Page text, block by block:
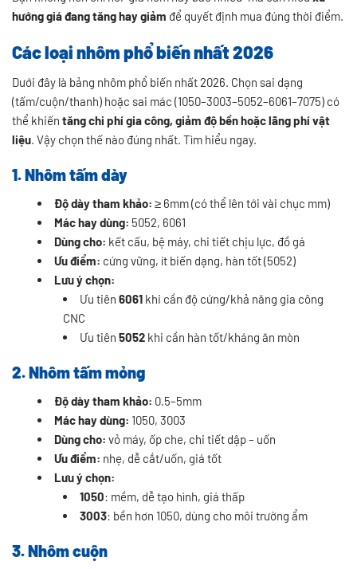
hướng giá đang tăng hay giảm để quyết định mua đúng thời điểm.
Các loại nhôm phổ biến nhất 2026
Dưới đây là bảng nhôm phổ biến nhất 2026. Chọn sai dạng
(tấm/cuộn/thanh) hoặc sai mác (1050–3003–5052–6061–7075) có
thể khiến tăng chi phí gia công, giảm độ bền hoặc lãng phí vật
liệu . Vậy chọn thế nào đúng nhất. Tìm hiểu ngay.
1. Nhôm tấm dày
Độ dày tham khảo: ≥ 6mm (có thể lên tới vài chục mm)
Mác hay dùng: 5052, 6061
Dùng cho: kết cấu, bệ máy, chi tiết chịu lực, đồ gá
Ưu điểm: cứng vững, ít biến dạng, hàn tốt (5052)
Lưu ý chọn:
Ưu tiên 6061 khi cần độ cứng/khả năng gia công
CNC
Ưu tiên 5052 khi cần hàn tốt/kháng ăn mòn
2. Nhôm tấm mỏng
Độ dày tham khảo: 0.5–5mm
Mác hay dùng: 1050, 3003
Dùng cho: vỏ máy, ốp che, chi tiết dập – uốn
Ưu điểm: nhẹ, dễ cắt/uốn, giá tốt
Lưu ý chọn:
1050: mềm, dễ tạo hình, giá thấp
3003: bền hơn 1050, dùng cho môi trường ẩm
3. Nhôm cuộn